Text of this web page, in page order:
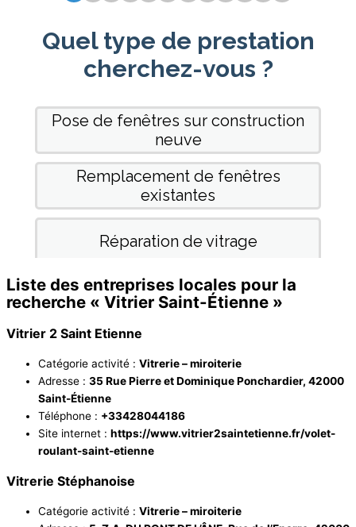
Liste des entreprises locales pour la
recherche « Vitrier Saint-Étienne »
Vitrier 2 Saint Etienne
Catégorie activité : Vitrerie – miroiterie
Adresse : 35 Rue Pierre et Dominique Ponchardier, 42000
Saint-Étienne
Téléphone : +33428044186
Site internet : https://www.vitrier2saintetienne.fr/volet-
roulant-saint-etienne
Vitrerie Stéphanoise
Catégorie activité : Vitrerie – miroiterie